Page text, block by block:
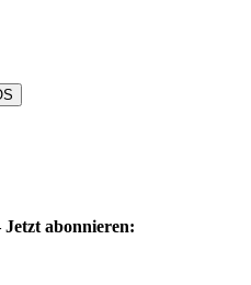
abonnieren: